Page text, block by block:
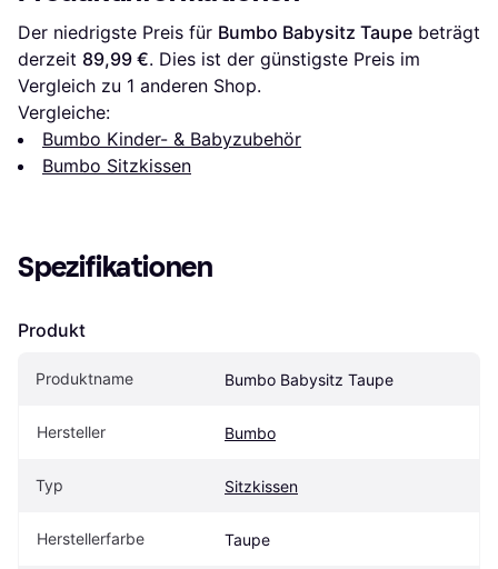
Der niedrigste Preis für Bumbo Babysitz Taupe beträgt
derzeit 89,99 €. Dies ist der günstigste Preis im
Vergleich zu 1 anderen Shop.
Vergleiche:
Bumbo Kinder- & Babyzubehör
Bumbo Sitzkissen
Spezifikationen
Produkt
Produktname Bumbo Babysitz Taupe
Hersteller Bumbo
Typ Sitzkissen
Herstellerfarbe Taupe